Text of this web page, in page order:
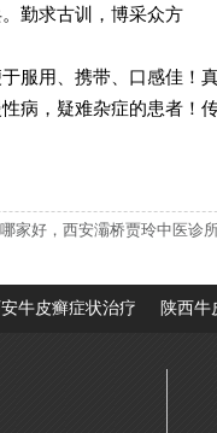
勤求古训，博采众方
服用、携带、口感佳！
病，疑难杂症的患者！
家好，西安灞桥贾玲中医诊
牛皮癣症状治疗 陕西牛